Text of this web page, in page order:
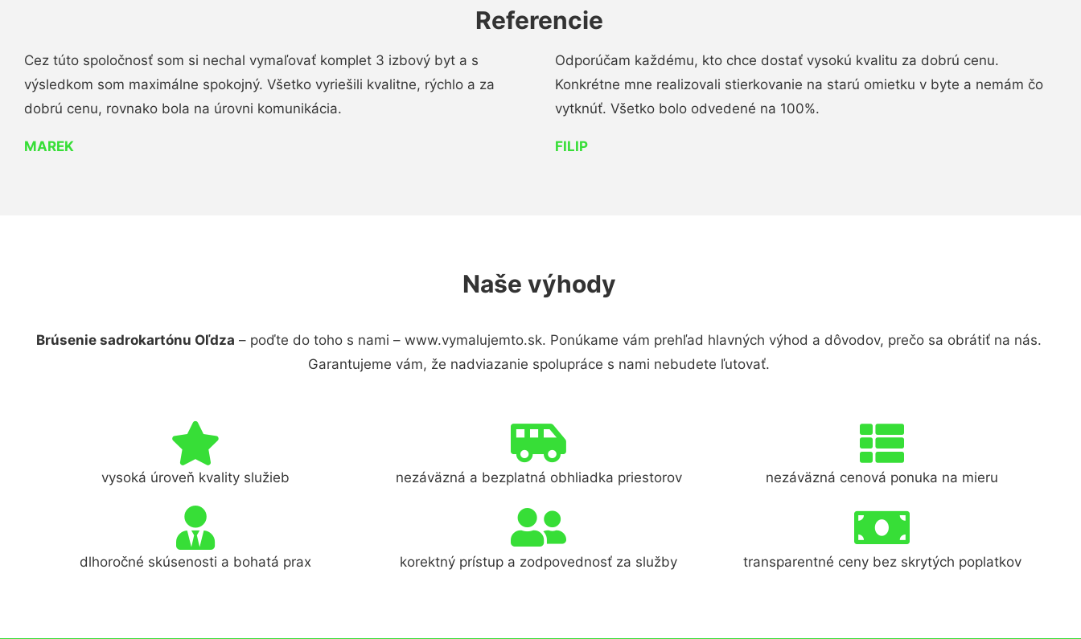
Referencie
Cez túto spoločnosť som si nechal vymaľovať komplet 3 izbový byt a s
výsledkom som maximálne spokojný. Všetko vyriešili kvalitne, rýchlo a za
dobrú cenu, rovnako bola na úrovni komunikácia.
MAREK
Odporúčam každému, kto chce dostať vysokú kvalitu za dobrú cenu.
Konkrétne mne realizovali stierkovanie na starú omietku v byte a nemám čo
vytknúť. Všetko bolo odvedené na 100%.
FILIP
Naše výhody
Brúsenie sadrokartónu Oľdza – poďte do toho s nami – www.vymalujemto.sk. Ponúkame vám prehľad hlavných výhod a dôvodov, prečo sa obrátiť na nás.
Garantujeme vám, že nadviazanie spolupráce s nami nebudete ľutovať.
vysoká úroveň kvality služieb nezáväzná a bezplatná obhliadka priestorov nezáväzná cenová ponuka na mieru
dlhoročné skúsenosti a bohatá prax korektný prístup a zodpovednosť za služby transparentné ceny bez skrytých poplatkov